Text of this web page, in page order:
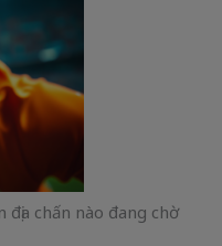
địa chấn nào đang chờ